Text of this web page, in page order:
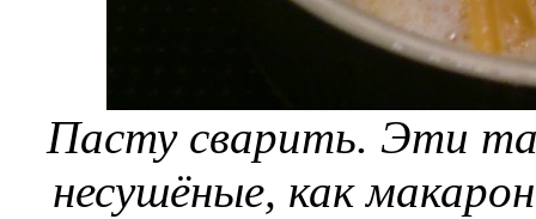
Пасту сварить. Эти
несушёные, как